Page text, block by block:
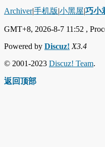
Archiver|手机版|小黑屋|巧小
GMT+8, 2026-8-7 11:52 ,
Powered by Discuz! X3.4
© 2001-2023 Discuz! Team.
返回顶部